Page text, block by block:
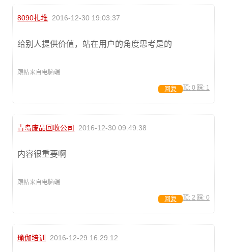
8090扎堆 2016-12-30 19:03:37
给别人提供价值，站在用户的角度思考是的
跟帖来自电脑端
顶: 0 踩: 1
回复
青岛废品回收公司 2016-12-30 09:49:38
内容很重要啊
跟帖来自电脑端
顶: 2 踩: 0
回复
瑜伽培训 2016-12-29 16:29:12